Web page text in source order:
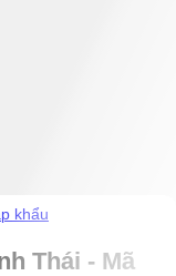
khẩu
Thái - Mã